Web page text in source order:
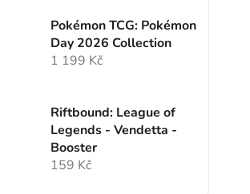
Pokémon TCG: Pokémon
Day 2026 Collection
1 199 Kč
Riftbound: League of
Legends - Vendetta -
Booster
159 Kč